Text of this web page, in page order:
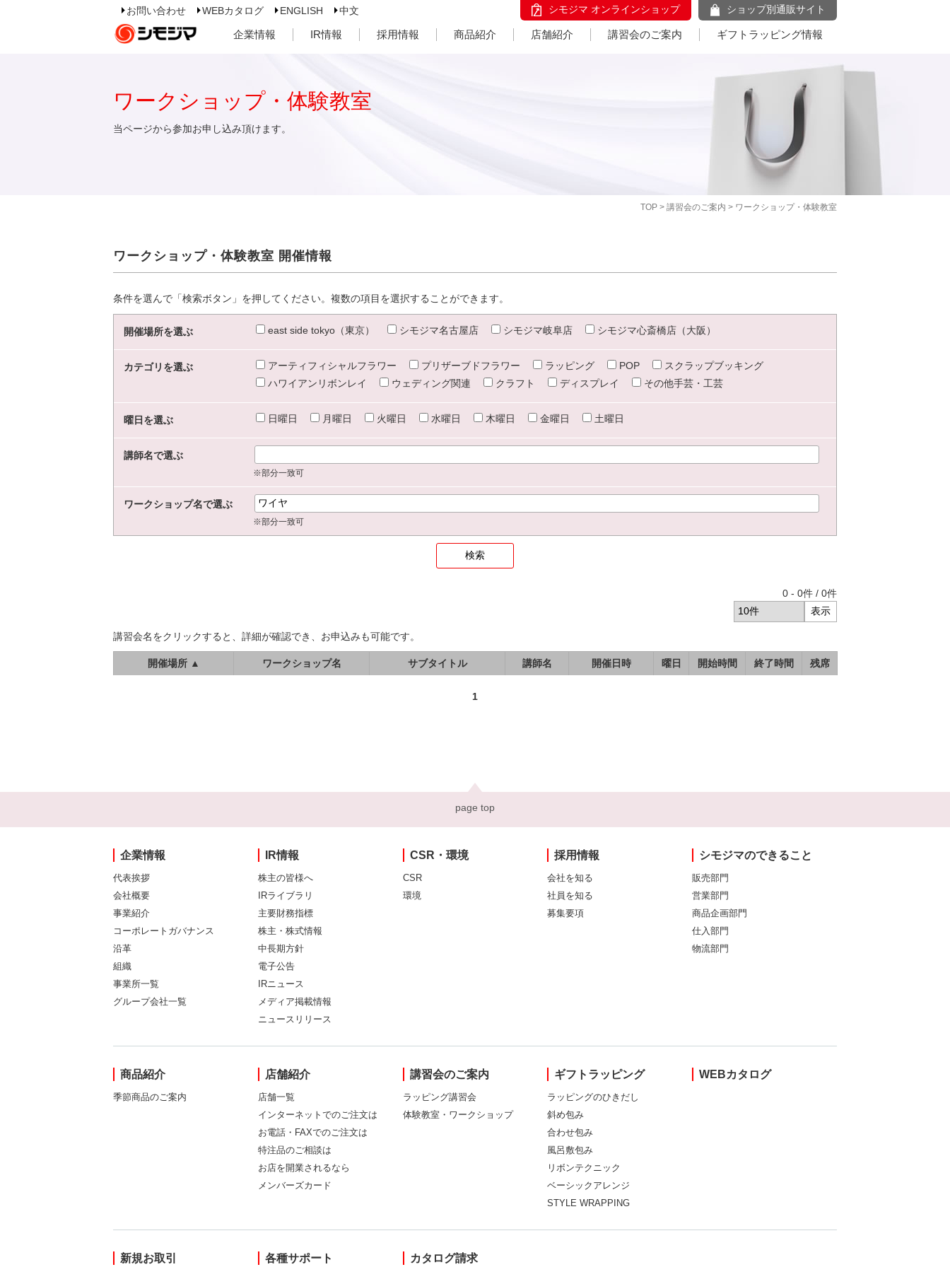
お問い合わせ WEBカタログ ENGLISH 中文 シモジマ オンラインショップ ショップ別通販サイト
企業情報 IR情報 採用情報 商品紹介 店舗紹介 講習会のご案内 ギフトラッピング情報
TOP > 講習会のご案内 > ワークショップ・体験教室
ワークショップ・体験教室
当ページから参加お申し込み頂けます。
ワークショップ・体験教室 開催情報
条件を選んで「検索ボタン」を押してください。複数の項目を選択することができます。
開催場所を選ぶ east side tokyo（東京） シモジマ名古屋店 シモジマ岐阜店 シモジマ心斎橋店（大阪）
カテゴリを選ぶ アーティフィシャルフラワー プリザーブドフラワー ラッピング POP
スクラップブッキング
ハワイアンリボンレイ
ウェディング関連 クラフト ディスプレイ その他手芸・工芸
曜日を選ぶ 日曜日 月曜日 火曜日 水曜日 木曜日 金曜日 土曜日
講師名で選ぶ
※部分一致可
ワークショップ名で選ぶ
※部分一致可
0 - 0件 / 0件
講習会名をクリックすると、詳細が確認でき、お申込みも可能です。
開催場所 ▲ ワークショップ名 サブタイトル 講師名 開催日時 曜日 開始時間 終了時間 残席
1
page top
企業情報
代表挨拶
会社概要
事業紹介
コーポレートガバナンス
沿革
組織
事業所一覧
グループ会社一覧
IR情報
株主の皆様へ
IRライブラリ
主要財務指標
株主・株式情報
中長期方針
電子公告
IRニュース
メディア掲載情報
ニュースリリース
CSR・環境
CSR
環境
採用情報
会社を知る
社員を知る
募集要項
シモジマのできること
販売部門
営業部門
商品企画部門
仕入部門
物流部門
商品紹介
季節商品のご案内
店舗紹介
店舗一覧
インターネットでのご注文は
お電話・FAXでのご注文は
特注品のご相談は
お店を開業されるなら
メンバーズカード
講習会のご案内
ラッピング講習会
体験教室・ワークショップ
ギフトラッピング
ラッピングのひきだし
斜め包み
合わせ包み
風呂敷包み
リボンテクニック
ベーシックアレンジ
STYLE WRAPPING
WEBカタログ
新規お取引 各種サポート カタログ請求